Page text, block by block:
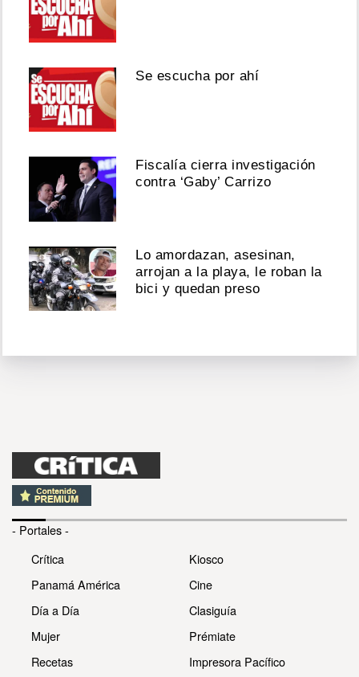
Se escucha por ahí
Fiscalía cierra investigación
contra ‘Gaby’ Carrizo
Lo amordazan, asesinan,
arrojan a la playa, le roban la
bici y quedan preso
- Portales -
Crítica
Panamá América
Día a Día
Mujer
Recetas
Kiosco
Cine
Clasiguía
Prémiate
Impresora Pacífico